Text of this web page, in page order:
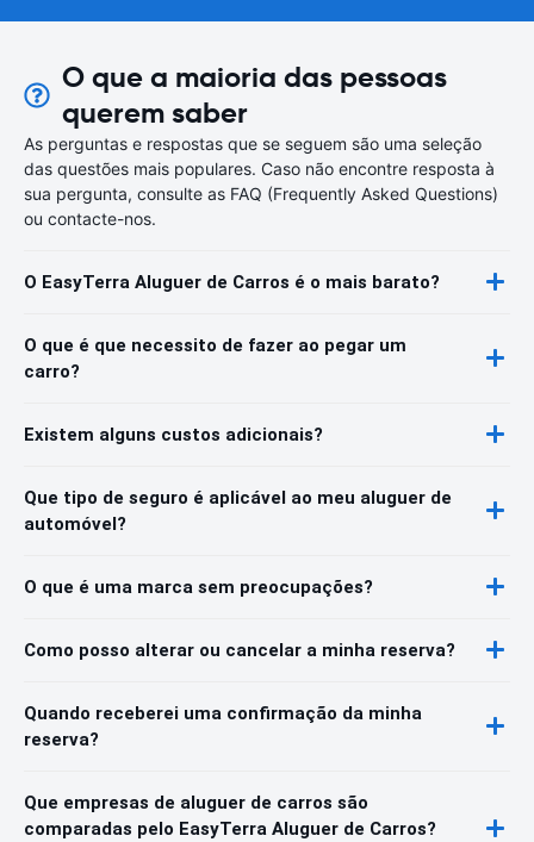
O que a maioria das pessoas
querem saber
As perguntas e respostas que se seguem são uma seleção
das questões mais populares. Caso não encontre resposta à
sua pergunta, consulte as FAQ (Frequently Asked Questions)
ou contacte-nos.
O EasyTerra Aluguer de Carros é o mais barato?
O que é que necessito de fazer ao pegar um
carro?
Existem alguns custos adicionais?
Que tipo de seguro é aplicável ao meu aluguer de
automóvel?
O que é uma marca sem preocupações?
Como posso alterar ou cancelar a minha reserva?
Quando receberei uma confirmação da minha
reserva?
Que empresas de aluguer de carros são
comparadas pelo EasyTerra Aluguer de Carros?